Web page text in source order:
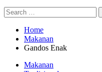
Search
for:
Home
Makanan
Gandos Enak
Makanan